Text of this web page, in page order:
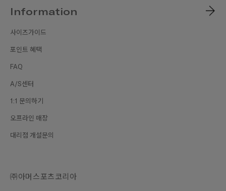
Information
사이즈가이드
포인트 혜택
FAQ
A/S센터
1:1 문의하기
오프라인 매장
대리점 개설문의
㈜아머스포츠코리아